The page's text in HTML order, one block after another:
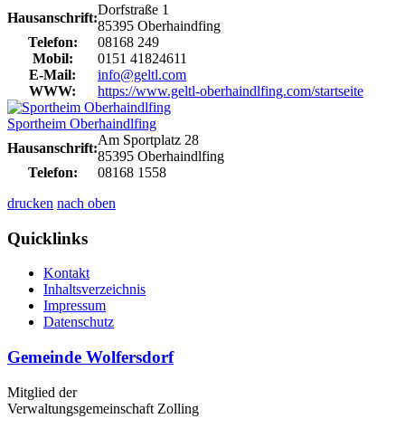
Hausanschrift:
Dorfstraße 1
85395 Oberhaindfing
Telefon:
08168 249
Mobil:
0151 41824611
E-Mail:
info@geltl.com
WWW:
https://www.geltl-oberhaindlfing.com/startseite
Sportheim Oberhaindlfing
Hausanschrift:
Am Sportplatz 28
85395 Oberhaindlfing
Telefon:
08168 1558
drucken nach oben
Quicklinks
Kontakt
Inhaltsverzeichnis
Impressum
Datenschutz
Gemeinde Wolfersdorf
Mitglied der
Verwaltungsgemeinschaft Zolling